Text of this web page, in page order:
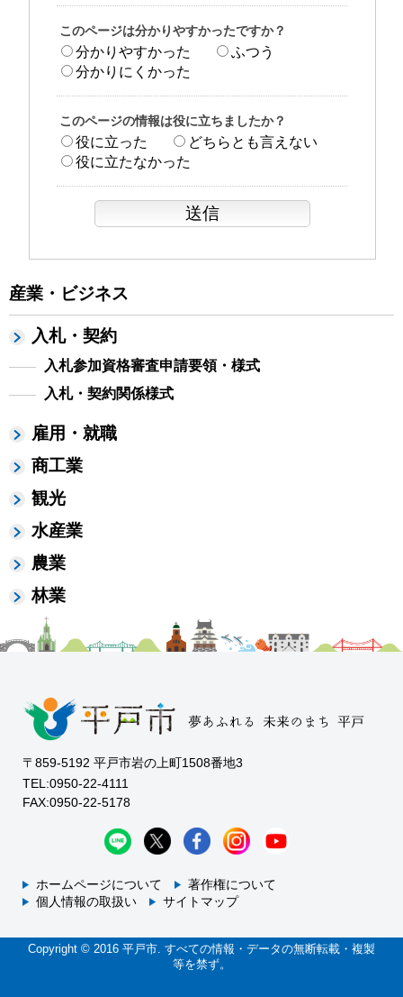
産業・ビジネス
入札・契約
入札参加資格審査申請要領・様式
入札・契約関係様式
雇用・就職
商工業
観光
水産業
農業
林業
このページは分かりやすかったですか？
分かりやすかった
ふつう
分かりにくかった
このページの情報は役に立ちましたか？
役に立った
どちらとも言えない
役に立たなかった
〒859-5192 平戸市岩の上町1508番地3
TEL:0950-22-4111
FAX:0950-22-5178
ホームページについて
著作権について
個人情報の取扱い
サイトマップ
Copyright © 2016 平戸市. すべての情報・データの無断転載・複製
等を禁ず。